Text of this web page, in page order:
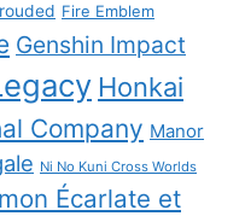
Fire Emblem
Genshin Impact
Honkai
Company Manor
Ni No Kuni Cross Worlds
Écarlate et